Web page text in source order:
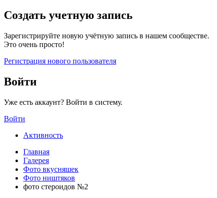
Создать учетную запись
Зарегистрируйте новую учётную запись в нашем сообществе.
Это очень просто!
Регистрация нового пользователя
Войти
Уже есть аккаунт? Войти в систему.
Войти
Активность
Главная
Галерея
Фото вкусняшек
Фото ништяков
фото стероидов №2